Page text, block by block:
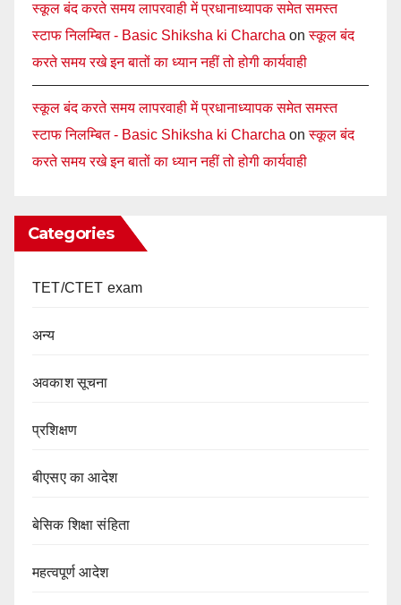
स्कूल बंद करते समय लापरवाही में प्रधानाध्यापक समेत समस्त
स्टाफ निलम्बित - Basic Shiksha ki Charcha onस्कूल बंद
करते समय रखे इन बातों का ध्यान नहीं तो होगी कार्यवाही
स्कूल बंद करते समय लापरवाही में प्रधानाध्यापक समेत समस्त
स्टाफ निलम्बित - Basic Shiksha ki Charcha onस्कूल बंद
करते समय रखे इन बातों का ध्यान नहीं तो होगी कार्यवाही
Categories
TET/CTET exam
अन्य
अवकाश सूचना
प्रशिक्षण
बीएसए का आदेश
बेसिक शिक्षा संहिता
महत्वपूर्ण आदेश